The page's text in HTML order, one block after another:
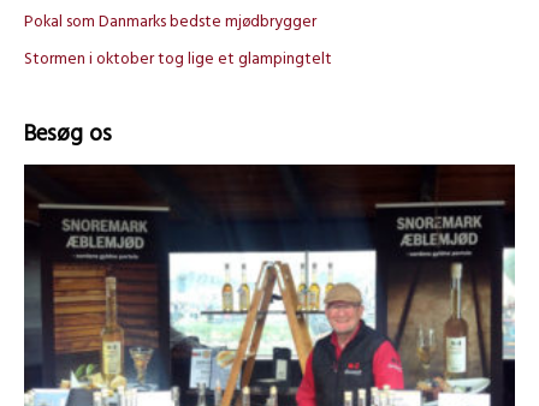
Pokal som Danmarks bedste mjødbrygger
Stormen i oktober tog lige et glampingtelt
Besøg os